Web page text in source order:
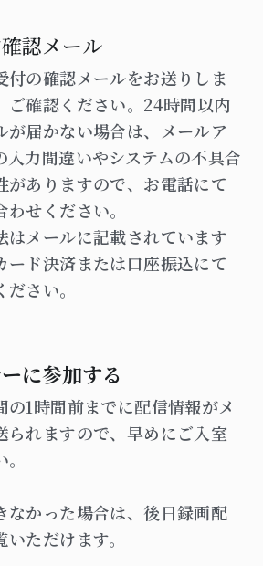
認メール
付の確認メールをお送りしま
ご確認ください。24時間以内
が届かない場合は、メールア
入力間違いやシステムの不具合
がありますので、お電話にて
せください。
はメールに記載されています
ード決済または口座振込にて
さい。
に参加する
の1時間前までに配信情報がメ
られますので、早めにご入室
なかった場合は、後日録画配
ただけます。